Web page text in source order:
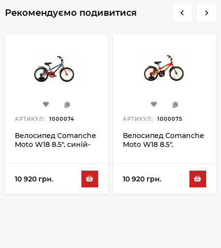
Рекомендуємо подивитися
АРТИКУЛ: 1000074
Велосипед Comanche
Moto W18 8.5", синій-
10 920 грн.
АРТИКУЛ: 1000075
Велосипед Comanche
Moto W18 8.5",
10 920 грн.